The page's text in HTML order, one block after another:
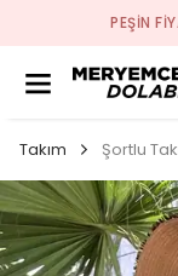
PEŞİN
Takım Şortlu